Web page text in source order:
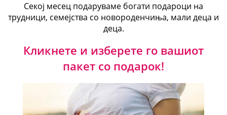
Секој месец подаруваме богати подароци на
трудници, семејства со новороденчиња, мали деца и
деца.
Кликнете и изберете го вашиот
пакет со подарок!